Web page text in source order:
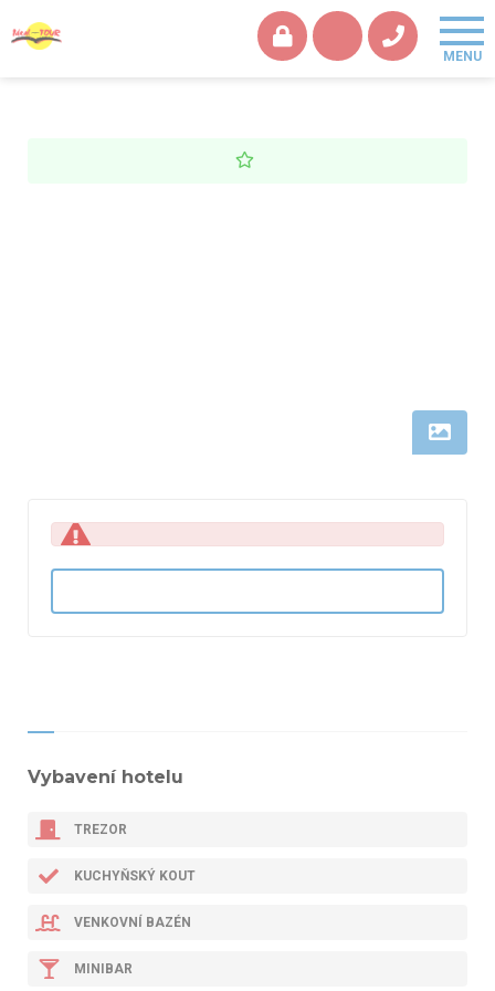
Vybavení hotelu
TREZOR
KUCHYŇSKÝ KOUT
VENKOVNÍ BAZÉN
MINIBAR